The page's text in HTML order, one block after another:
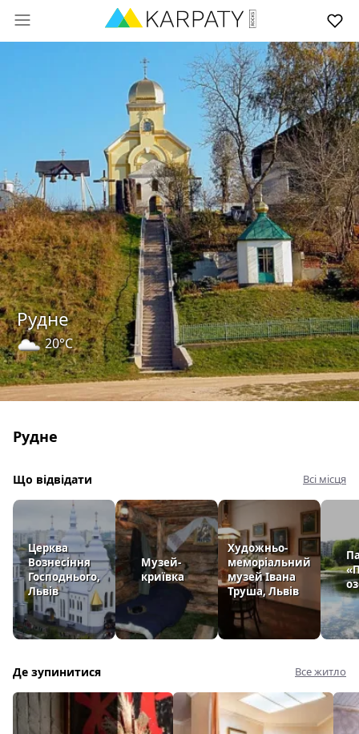
Рудне
20°C
Рудне
Що відвідати Всі місця
Церква
Вознесіння
Господнього,
Львів
Музей-
криївка
Художньо-
меморіальний
музей Івана
Труша, Львів
Де зупинитися Все житло